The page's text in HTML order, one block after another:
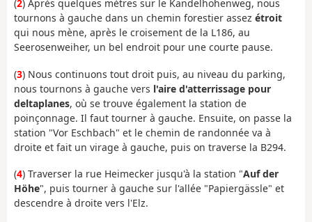
(2) Après quelques mètres sur le Kandelhöhenweg, nous
tournons à gauche dans un chemin forestier assez étroit
qui nous mène, après le croisement de la L186, au
Seerosenweiher, un bel endroit pour une courte pause.
(3) Nous continuons tout droit puis, au niveau du parking,
nous tournons à gauche vers l'aire d'atterrissage pour
deltaplanes, où se trouve également la station de
poinçonnage. Il faut tourner à gauche. Ensuite, on passe la
station "Vor Eschbach" et le chemin de randonnée va à
droite et fait un virage à gauche, puis on traverse la B294.
(4) Traverser la rue Heimecker jusqu'à la station "Auf der
Höhe", puis tourner à gauche sur l'allée "Papiergässle" et
descendre à droite vers l'Elz.